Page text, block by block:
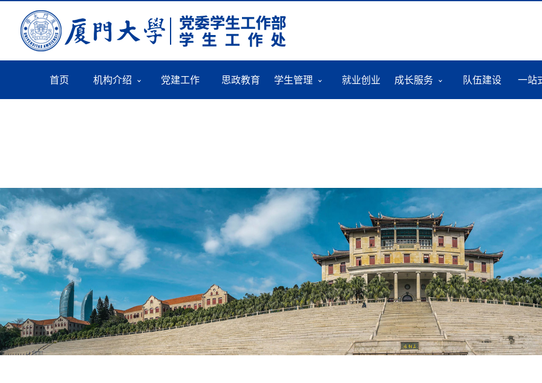
首页 机构介绍 党建工作 思政教育 学生管理 就业创业 成长服务 队伍建设 一站